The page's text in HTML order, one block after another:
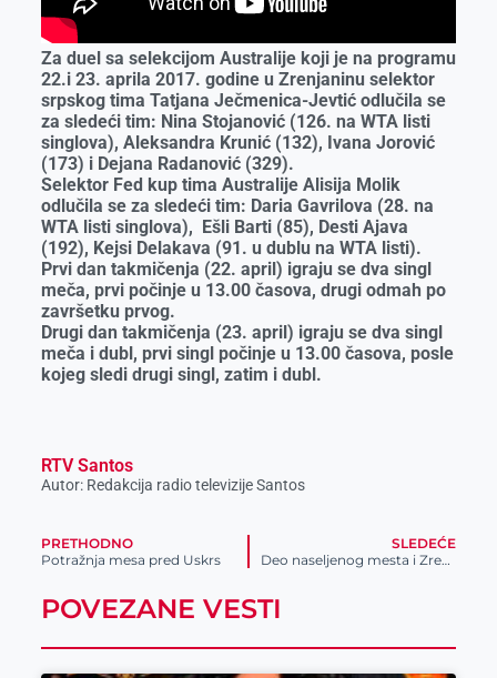
Za duel sa selekcijom Australije koji je na programu
22.i 23. aprila 2017. godine u Zrenjaninu selektor
srpskog tima Tatjana Ječmenica-Jevtić odlučila se
za sledeći tim: Nina Stojanović (126. na WTA listi
singlova), Aleksandra Krunić (132), Ivana Jorović
(173) i Dejana Radanović (329).
Selektor Fed kup tima Australije Alisija Molik
odlučila se za sledeći tim: Daria Gavrilova (28. na
WTA listi singlova), Ešli Barti (85), Desti Ajava
(192), Kejsi Delakava (91. u dublu na WTA listi).
Prvi dan takmičenja (22. april) igraju se dva singl
meča, prvi počinje u 13.00 časova, drugi odmah po
završetku prvog.
Drugi dan takmičenja (23. april) igraju se dva singl
meča i dubl, prvi singl počinje u 13.00 časova, posle
kojeg sledi drugi singl, zatim i dubl.
RTV Santos
Autor: Redakcija radio televizije Santos
PRETHODNO
Potražnja mesa pred Uskrs
SLEDEĆE
Deo naseljenog mesta i Zrenjanina sutra bez struje
POVEZANE VESTI